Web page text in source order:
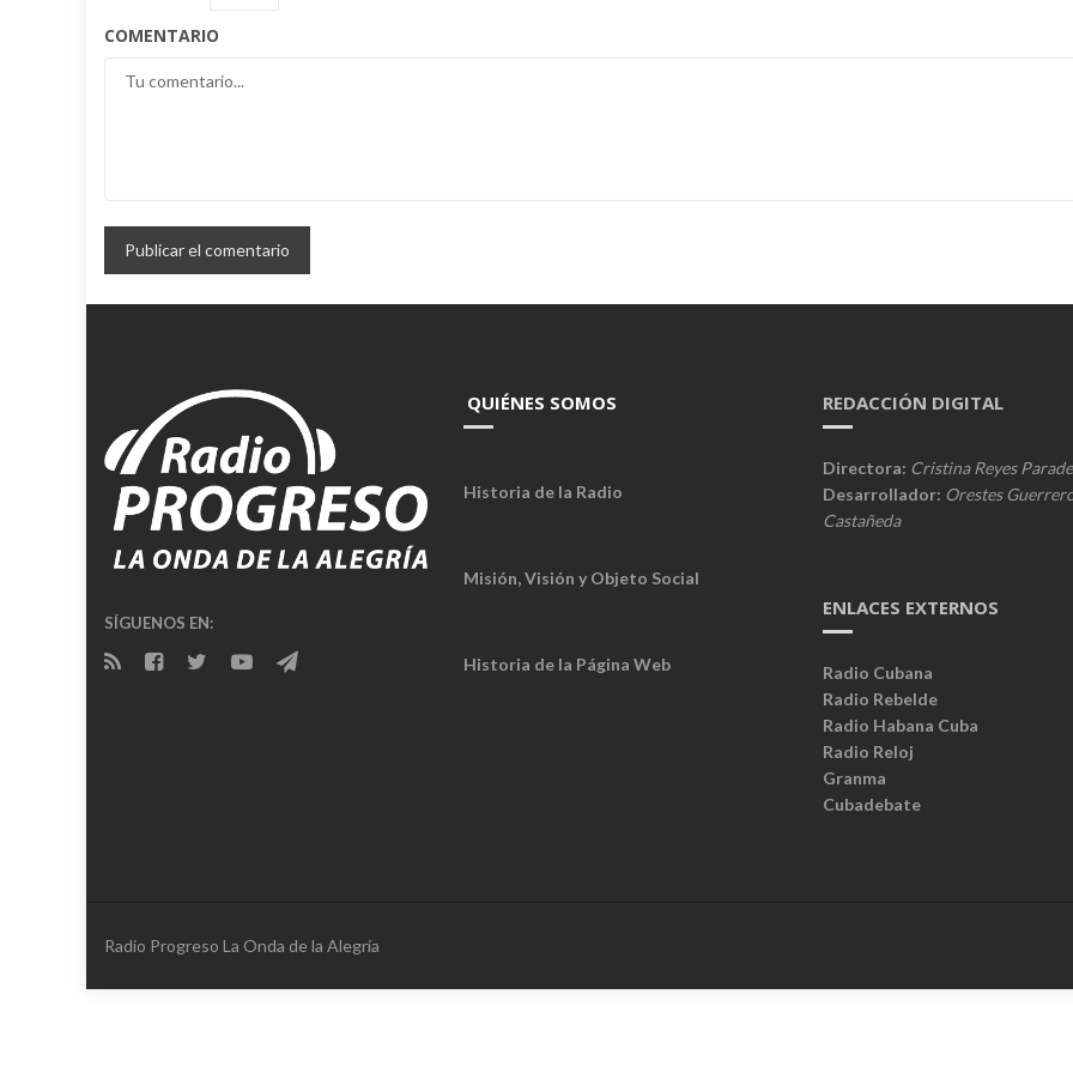
COMENTARIO
SÍGUENOS EN:
QUIÉNES SOMOS
Historia de la Radio
Misión, Visión y Objeto Social
Historia de la Página Web
REDACCIÓN DIGITAL
Directora: Cristina Reyes
Desarrollador: Orestes
Castañeda
ENLACES EXTERNOS
Radio Cubana
Radio Rebelde
Radio Habana Cuba
Radio Reloj
Granma
Cubadebate
Radio Progreso La Onda de la Alegría